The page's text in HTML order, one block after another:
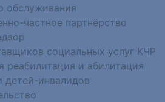
обслуживания
частное партнёрство
социальных услуг КЧР
реабилитация и абилитация
детей-инвалидов